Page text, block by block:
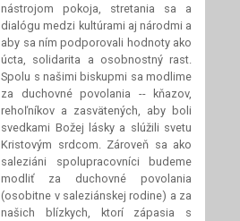
nástrojom pokoja, stretania sa a
dialógu medzi kultúrami aj národmi a
aby sa ním podporovali hodnoty ako
úcta, solidarita a osobnostný rast.
Spolu s našimi biskupmi sa modlime
za duchovné povolania -- kňazov,
rehoľníkov a zasvätených, aby boli
svedkami Božej lásky a slúžili svetu
Kristovým srdcom. Zároveň sa ako
saleziáni spolupracovníci budeme
modliť za duchovné povolania
(osobitne v saleziánskej rodine) a za
našich blízkych, ktorí zápasia s